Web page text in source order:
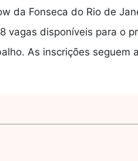
da Fonseca do Rio de
disponíveis para o
As inscrições seguem